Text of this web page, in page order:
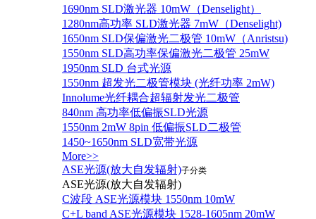
1690nm SLD激光器 10mW（Denselight）
1280nm高功率 SLD激光器 7mW（Denselight)
1650nm SLD保偏激光二极管 10mW（Anristsu)
1550nm SLD高功率保偏激光二极管 25mW
1950nm SLD 台式光源
1550nm 超发光二极管模块 (光纤功率 2mW)
Innolume光纤耦合超辐射发光二极管
840nm 高功率低偏振SLD光源
1550nm 2mW 8pin 低偏振SLD二极管
1450~1650nm SLD宽带光源
More>>
ASE光源(放大自发辐射)子分类
ASE光源(放大自发辐射)
C波段 ASE光源模块 1550nm 10mW
C+L band ASE光源模块 1528-1605nm 20mW